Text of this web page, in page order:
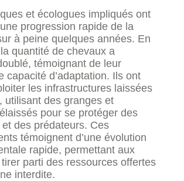
et écologues impliqués ont
progression rapide de la
à peine quelques années. En
quantité de chevaux a
témoignant de leur
capacité d’adaptation. Ils ont
les infrastructures laissées
utilisant des granges et
pour se protéger des
des prédateurs. Ces
témoignent d’une évolution
rapide, permettant aux
parti des ressources offertes
interdite.